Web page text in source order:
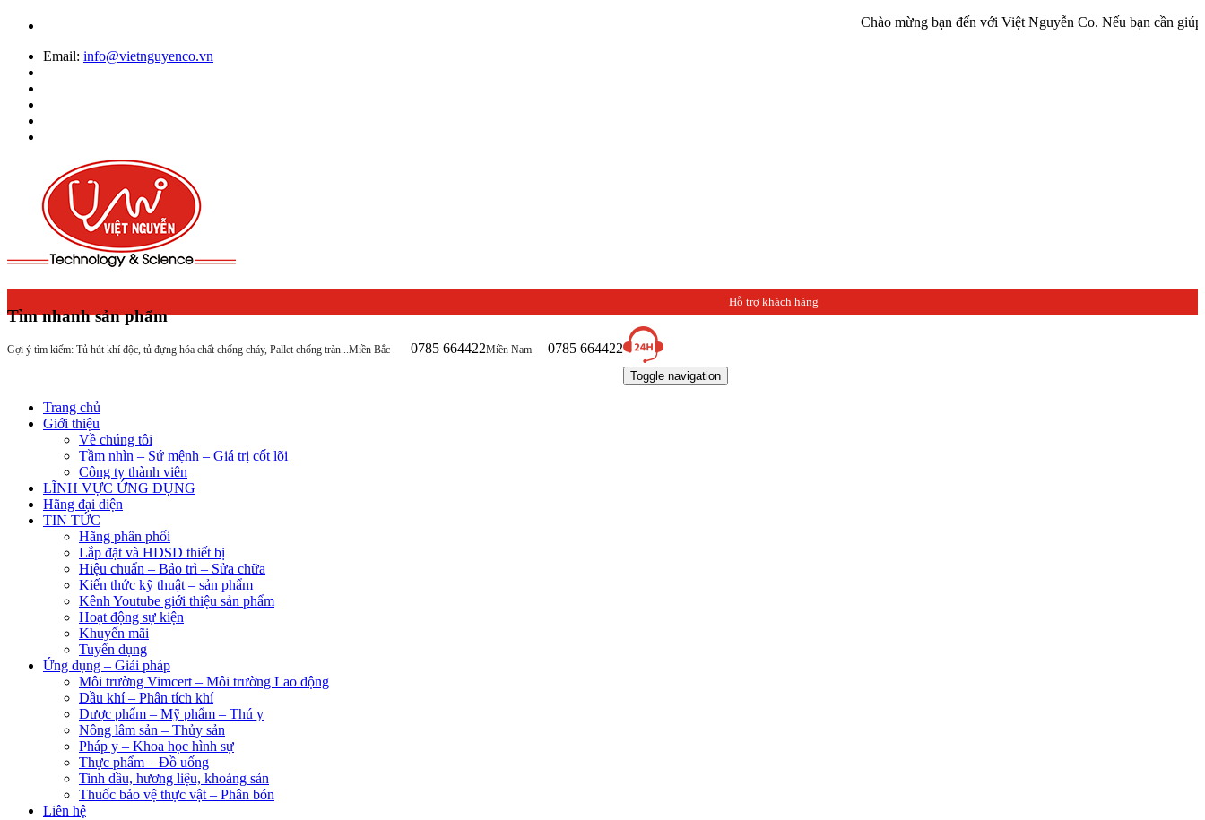
Chào mừng bạn đến với Việt Nguyễn Co. Nếu bạn cần giúp đỡ
Email: info@vietnguyenco.vn
Tìm nhanh sản phẩm
Gợi ý tìm kiếm: Tủ hút khí độc, tủ đựng hóa chất chống cháy, Pallet chống tràn...
Hỗ trợ khách hàng
Miền Bắc 0785 664422Miền Nam 0785 664422
Toggle navigation
Trang chủ
Giới thiệu
Về chúng tôi
Tầm nhìn – Sứ mệnh – Giá trị cốt lõi
Công ty thành viên
LĨNH VỰC ỨNG DỤNG
Hãng đại diện
TIN TỨC
Hãng phân phối
Lắp đặt và HDSD thiết bị
Hiệu chuẩn – Bảo trì – Sửa chữa
Kiến thức kỹ thuật – sản phẩm
Kênh Youtube giới thiệu sản phẩm
Hoạt động sự kiện
Khuyến mãi
Tuyển dụng
Ứng dụng – Giải pháp
Môi trường Vimcert – Môi trường Lao động
Dầu khí – Phân tích khí
Dược phẩm – Mỹ phẩm – Thú y
Nông lâm sản – Thủy sản
Pháp y – Khoa học hình sự
Thực phẩm – Đồ uống
Tinh dầu, hương liệu, khoáng sản
Thuốc bảo vệ thực vật – Phân bón
Liên hệ